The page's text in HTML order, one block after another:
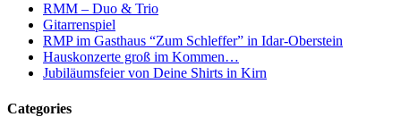
RMM – Duo & Trio
Gitarrenspiel
RMP im Gasthaus “Zum Schleffer” in Idar-Oberstein
Hauskonzerte groß im Kommen…
Jubiläumsfeier von Deine Shirts in Kirn
Categories